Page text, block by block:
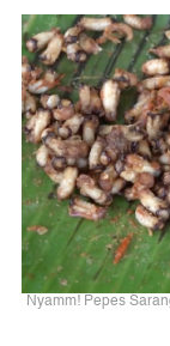
Nyamm! Pepes